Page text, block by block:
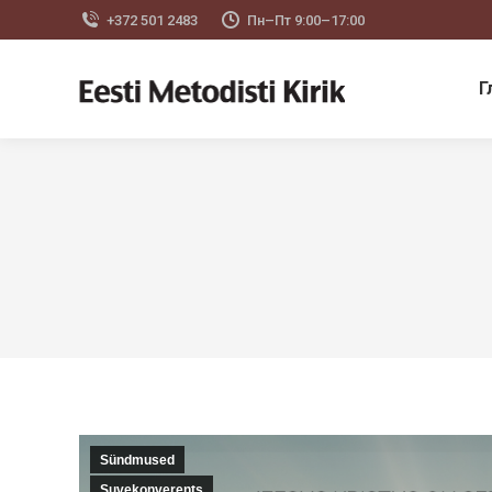
+372 501 2483 Пн–Пт 9:00–17:00
Sündmused